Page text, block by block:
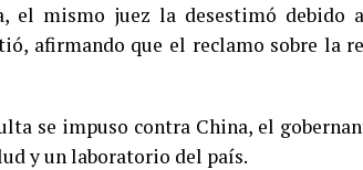
el mismo juez la desestimó debido
afirmando que el reclamo sobre la
se impuso contra China, el
y un laboratorio del país.